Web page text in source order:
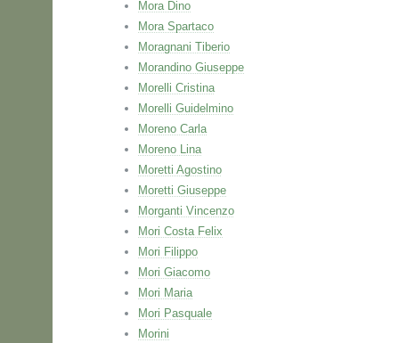
Mora Dino
Mora Spartaco
Moragnani Tiberio
Morandino Giuseppe
Morelli Cristina
Morelli Guidelmino
Moreno Carla
Moreno Lina
Moretti Agostino
Moretti Giuseppe
Morganti Vincenzo
Mori Costa Felix
Mori Filippo
Mori Giacomo
Mori Maria
Mori Pasquale
Morini